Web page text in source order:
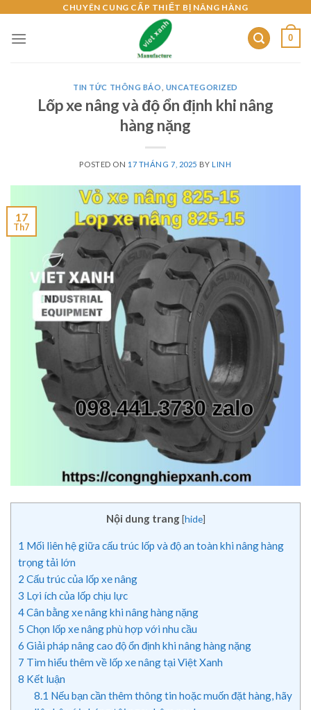
content
CHUYÊN CUNG CẤP THIẾT BỊ NÂNG HÀNG
0
TIN TỨC THÔNG BÁO UNCATEGORIZED
Lốp xe nâng và độ ổn định khi nâng
hàng nặng
POSTED ON 17 THÁNG 7, 2025 BYLINH
17
Th7
Nội dung trang [hide]
1 Mối liên hệ giữa cấu trúc lốp và độ an toàn khi nâng hàng
trọng tải lớn
2 Cấu trúc của lốp xe nâng
3 Lợi ích của lốp chịu lực
4Cân bằng xe nâng khi nâng hàng nặng
5 Chọn lốp xe nâng phù hợp với nhu cầu
6 Giải pháp nâng cao độ ổn định khi nâng hàng nặng
7 Tìm hiểu thêm về lốp xe nâng tại Việt Xanh
8 Kết luận
8.1 Nếu bạn cần thêm thông tin hoặc muốn đặt hàng, hãy